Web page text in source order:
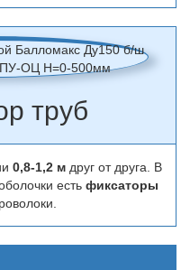
труб
0,8-1,2 м друг от друга. В
есть фиксаторы